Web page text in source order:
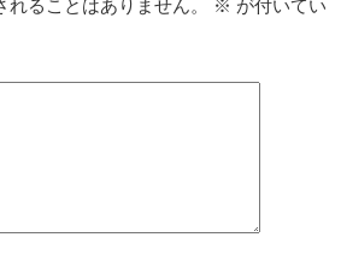
ることはありません。 ※ が付いてい